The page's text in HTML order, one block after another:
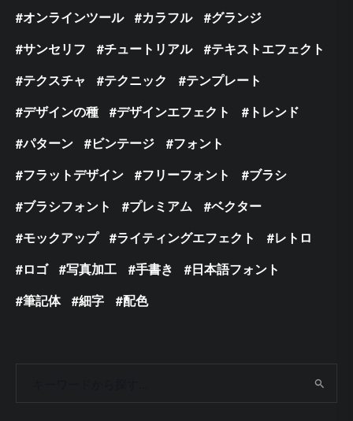
オンラインツール
カラフル
グランジ
サンセリフ
チュートリアル
テキストエフェクト
テクスチャ
テクニック
テンプレート
デザインの種
デザインエフェクト
トレンド
パターン
ビンテージ
フォント
フラットデザイン
フリーフォント
ブラシ
ブラシフォント
プレミアム
ベクター
モックアップ
ライティングエフェクト
レトロ
ロゴ
写真加工 手書き
日本語フォント
筆記体
細字 配色